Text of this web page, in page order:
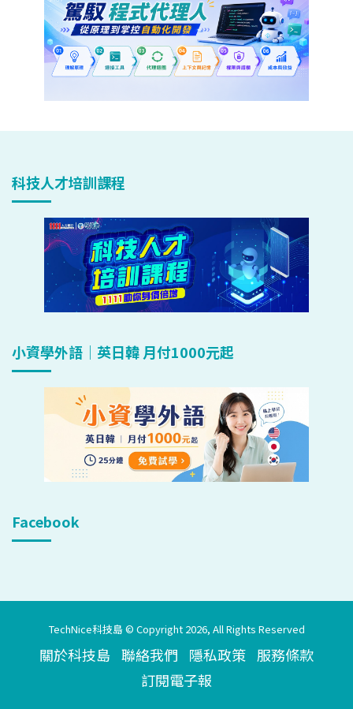
科技人才培訓課程
小資學外語｜英日韓 月付1000元起
Facebook
TechNice科技島 © Copyright 2026, All Rights Reserved
關於科技島 聯絡我們 隱私政策 服務條款
訂閱電子報